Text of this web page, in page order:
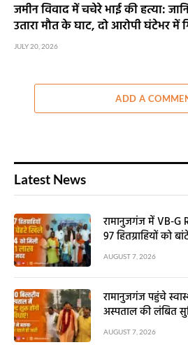
जमीन विवाद में चचेरे भाई की हत्या:
उतारा मौत के घाट, दो आरोपी घंटेभर में
JULY 20, 2026
ADD A
Latest News
रामानुजगंज में VB-G
97 हितग्राहियों को
AUGUST 7, 2026
रामानुजगंज पहुंचे
अस्पताल की लंबित
AUGUST 7, 2026